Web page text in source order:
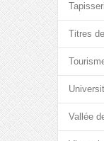
Titres
Vallée